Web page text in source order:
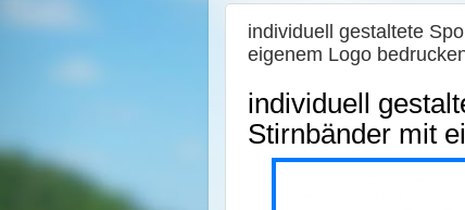
individuell gestaltete
eigenem Logo
individuell
Stirnbänder mit